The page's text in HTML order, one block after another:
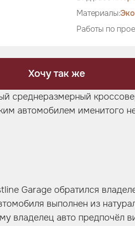
Материалы:
Работы по
Хочу так же
среднеразмерный
автомобилем именитого
Garage обратился
выполнен из
владелец авто предпочёл